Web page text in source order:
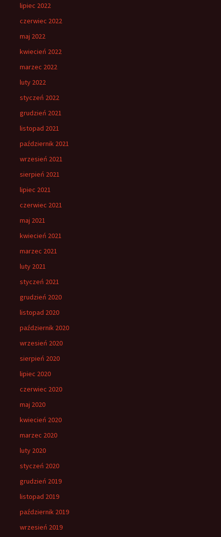
lipiec 2022
czerwiec 2022
maj 2022
kwiecień 2022
marzec 2022
luty 2022
styczeń 2022
grudzień 2021
listopad 2021
październik 2021
wrzesień 2021
sierpień 2021
lipiec 2021
czerwiec 2021
maj 2021
kwiecień 2021
marzec 2021
luty 2021
styczeń 2021
grudzień 2020
listopad 2020
październik 2020
wrzesień 2020
sierpień 2020
lipiec 2020
czerwiec 2020
maj 2020
kwiecień 2020
marzec 2020
luty 2020
styczeń 2020
grudzień 2019
listopad 2019
październik 2019
wrzesień 2019